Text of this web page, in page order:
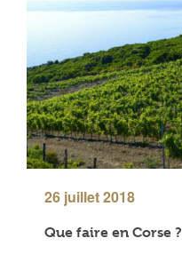
26 juillet 2018
Que faire en Corse ?